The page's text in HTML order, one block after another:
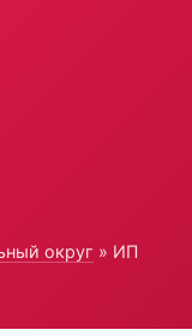
округ » ИП